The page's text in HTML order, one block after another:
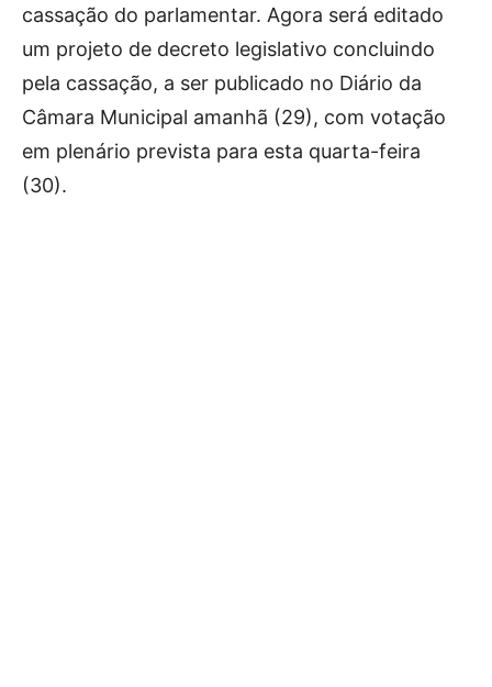
cassação do parlamentar. Agora será editado
um projeto de decreto legislativo concluindo
pela cassação, a ser publicado no Diário da
Câmara Municipal amanhã (29), com votação
em plenário prevista para esta quarta-feira
(30).